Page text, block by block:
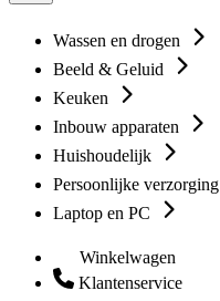
Wassen en drogen
Beeld & Geluid
Keuken
Inbouw apparaten
Huishoudelijk
Persoonlijke verzorging
Laptop en PC
Winkelwagen
Klantenservice